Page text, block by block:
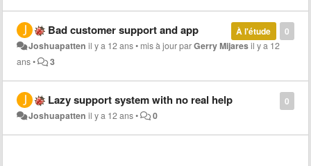
0
À l'étude
Bad customer support and app
Joshuapatten il y a 12 ans• mis à jour parGerry Mijaresil y a 12
ans• 3
0
Lazy support system with no real help
Joshuapatten il y a 12 ans• 0